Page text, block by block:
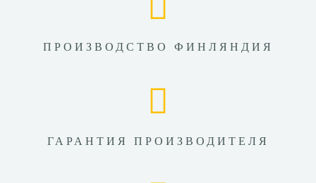
ПРОИЗВОДСТВО ФИНЛЯНДИЯ
ГАРАНТИЯ ПРОИЗВОДИТЕЛЯ